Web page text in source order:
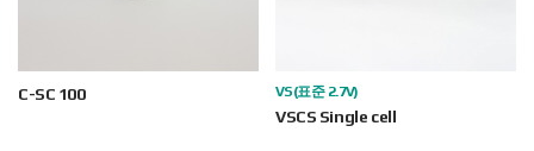
C-SC 100 VS(표준 2.7V)
VSCS Single cell